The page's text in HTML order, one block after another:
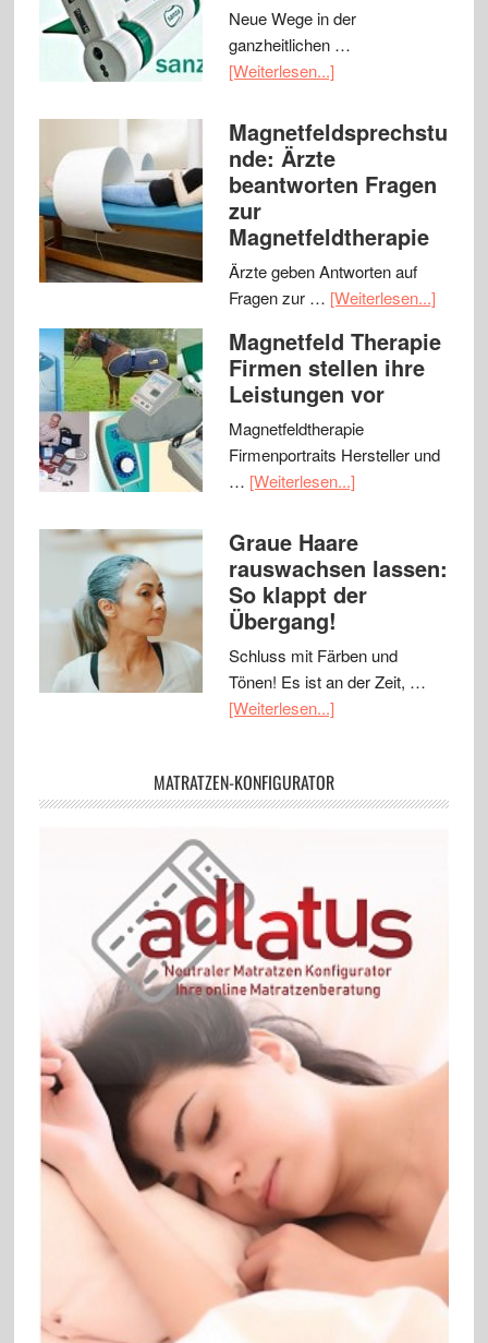
Neue Wege in der
ganzheitlichen …
[Weiterlesen...]
Magnetfeldsprechstu
nde: Ärzte
beantworten Fragen
zur
Magnetfeldtherapie
Ärzte geben Antworten auf
Fragen zur … [Weiterlesen...]
Magnetfeld Therapie
Firmen stellen ihre
Leistungen vor
Magnetfeldtherapie
Firmenportraits Hersteller und
… [Weiterlesen...]
Graue Haare
rauswachsen lassen:
So klappt der
Übergang!
Schluss mit Färben und
Tönen! Es ist an der Zeit, …
[Weiterlesen...]
MATRATZEN-KONFIGURATOR